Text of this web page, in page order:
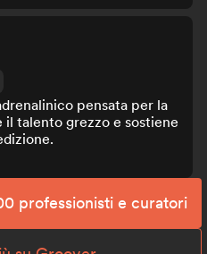
pensata per la
talento grezzo e sostiene
professionisti e curatori